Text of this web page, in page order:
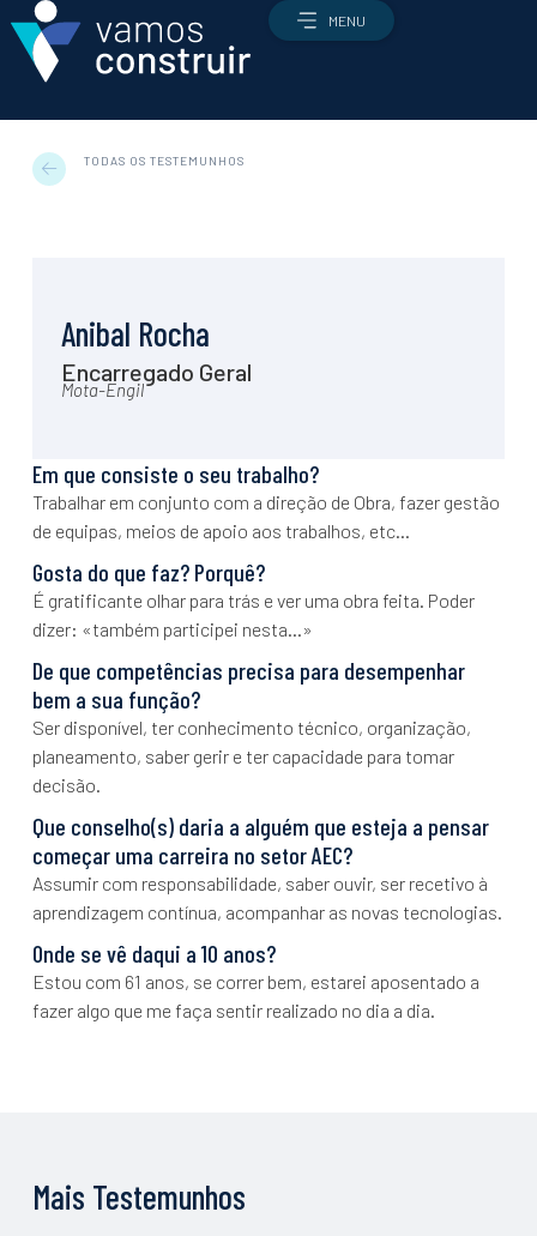
MENU
Qual é a profissão certa para mim?
Como candidatar-me
Ofertas de emprego
Como é que a construção funciona?
Enquadramento económico e estratégico
O local de construção
Transição digital e tecnológica
Sustentabilidade
Notícias e artigos
Eventos
Formação
Cursos
Estágios
Quiz de personalidade
Sabias que…
TODAS OS TESTEMUNHOS
Anibal Rocha
Encarregado Geral
Mota-Engil
Em que consiste o seu trabalho?
Trabalhar em conjunto com a direção de Obra, fazer gestão
de equipas, meios de apoio aos trabalhos, etc…
Gosta do que faz? Porquê?
É gratificante olhar para trás e ver uma obra feita. Poder
dizer: «também participei nesta…»
De que competências precisa para desempenhar
bem a sua função?
Ser disponível, ter conhecimento técnico, organização,
planeamento, saber gerir e ter capacidade para tomar
decisão.
Que conselho(s) daria a alguém que esteja a pensar
começar uma carreira no setor AEC?
Assumir com responsabilidade, saber ouvir, ser recetivo à
aprendizagem contínua, acompanhar as novas tecnologias.
Onde se vê daqui a 10 anos?
Estou com 61 anos, se correr bem, estarei aposentado a
fazer algo que me faça sentir realizado no dia a dia.
Mais Testemunhos